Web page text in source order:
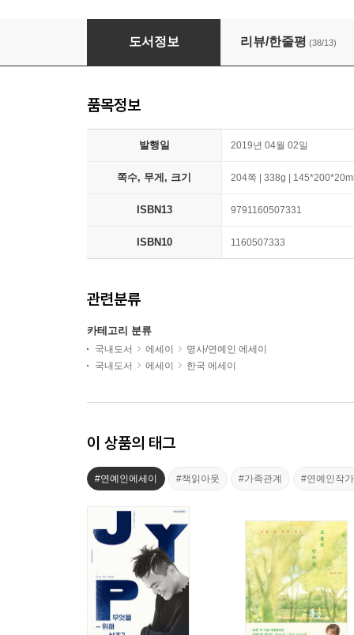
우리 가족은 꽤나 진지합니다
도서정보 리뷰/한줄평 (38/13)
품목정보
발행일 2019년 04월 02일
쪽수, 무게, 크기 204쪽 | 338g |
ISBN13 9791160507331
ISBN10 1160507333
관련분류
카테고리 분류
국내도서 에세이
명사/연예인 에세이
국내도서
에세이 한국 에세이
이 상품의 태그
#연예인에세이 #책읽아웃 #가족관계 #연예인작가